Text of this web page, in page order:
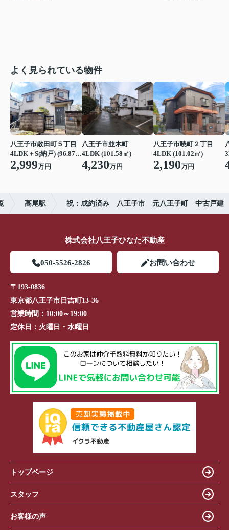
よく見られている物件
八王子市散田町５丁目
4LDK＋S(納戸) (96.87㎡)
2,999万円
八王子市並木町
4LDK (101.58㎡)
4,230万円
八王子市暁町２丁目
4LDK (101.02㎡)
2,190万円
高尾駅 祝：成約済み 八王子市 元八王子町 中古戸建
株式会社八王子ひなた不動産
050-5526-2826 お問い合わせ
〒193-0836
東京都八王子市日吉町13-36
営業時間： 10:00～19:00
定休日： 火曜日・水曜日
トップページ
スタッフ
お客様の声